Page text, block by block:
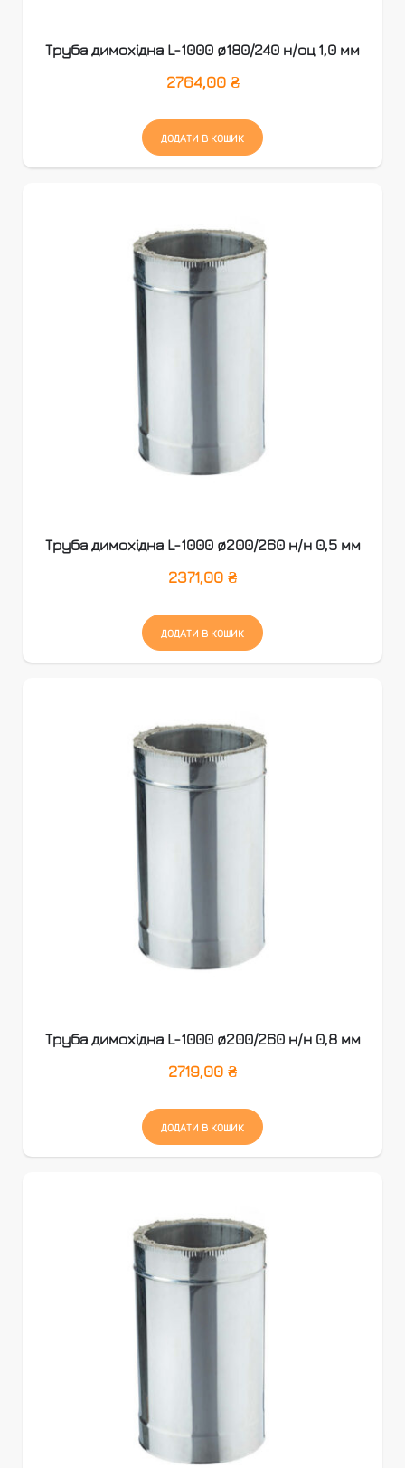
Труба димохідна L-1000 ø180/240 н/оц 1,0 мм
2764,00 ₴
ДОДАТИ В КОШИК
Труба димохідна L-1000 ø200/260 н/н 0,5 мм
2371,00 ₴
ДОДАТИ В КОШИК
Труба димохідна L-1000 ø200/260 н/н 0,8 мм
2719,00 ₴
ДОДАТИ В КОШИК